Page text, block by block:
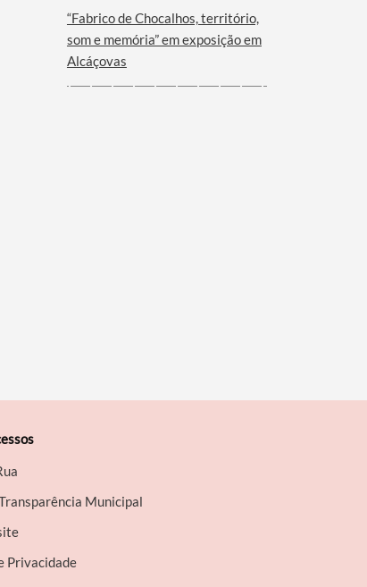
“Fabrico de Chocalhos, território,
som e memória” em exposição em
Alcáçovas
Municipal
Privacidade